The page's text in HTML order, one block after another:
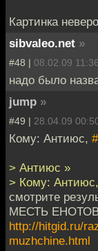
Картинка
sibvaleo.net »
#48 | 08.02.09 11:36
надо было
jump »
#49 | 28.04.09
Кому: Антиюс,
> Антиюс »
> Кому: Антиюс,
смотрите
МЕСТЬ ЕНОТОВ
http://hitgid.ru/
muzhchine.html